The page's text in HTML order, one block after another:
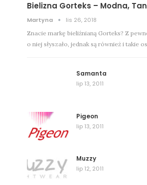
Bielizna Gorteks – Modna,
Martyna lis 26, 2018
Znacie markę bieliźnianą Gorteks? Z
o niej słyszało, jednak są również i takie
Samanta
lip 13, 2011
Pigeon
lip 13, 2011
Muzzy
lip 12, 2011